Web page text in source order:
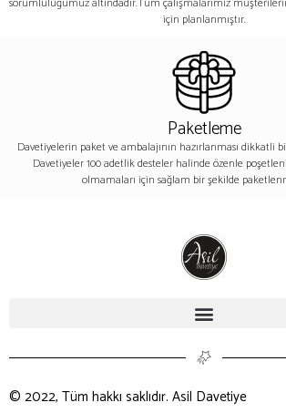
için planlanmıştır.
Paketleme
Davetiyelerin paket ve ambalajının hazırlanması dikkatli
Davetiyeler 100 adetlik desteler halinde özenle
olmamaları için sağlam bir şekilde
© 2022, Tüm hakkı saklıdır. Asil Davetiye